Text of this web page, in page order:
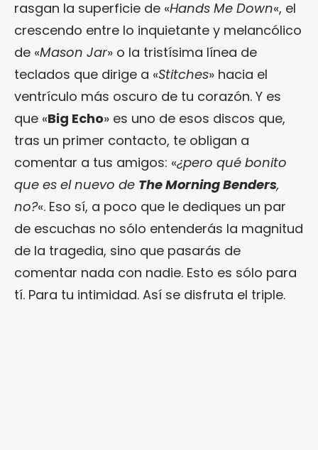
rasgan la superficie de «Hands Me Down«, el
crescendo entre lo inquietante y melancólico
de «Mason Jar» o la tristísima línea de
teclados que dirige a «Stitches» hacia el
ventrículo más oscuro de tu corazón. Y es
que «Big Echo» es uno de esos discos que,
tras un primer contacto, te obligan a
comentar a tus amigos: «¿pero qué bonito
que es el nuevo de The Morning Benders,
no?«. Eso sí, a poco que le dediques un par
de escuchas no sólo entenderás la magnitud
de la tragedia, sino que pasarás de
comentar nada con nadie. Esto es sólo para
tí. Para tu intimidad. Así se disfruta el triple.